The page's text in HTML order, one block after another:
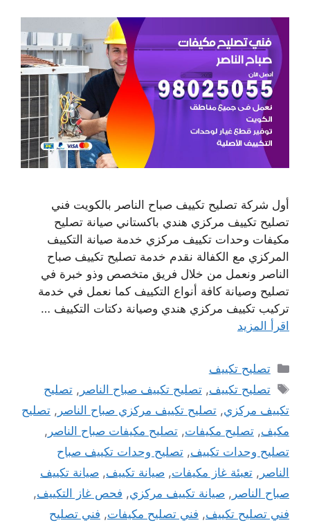
أول شركة تصليح تكييف صباح الناصر بالكويت فني
تصليح تكييف مركزي هندي باكستاني صيانة تصليح
مكيفات وحدات تكييف مركزي خدمة صيانة التكييف
المركزي مع الكفالة نقدم خدمة تصليح تكييف صباح
الناصر ونعمل من خلال فريق متخصص وذو خبرة في
تصليح وصيانة كافة أنواع التكييف كما نعمل في خدمة
تركيب تكييف مركزي هندي وصيانة دكتات التكييف …
اقرأ المزيد
التصنيفات
تصليح تكييف
الوسوم
تصليح تكييف,تصليح تكييف صباح الناصر ,تصليح
تكييف مركزي, تصليح تكييف مركزي صباح الناصر , تصليح
مكيف, تصليح مكيفات, تصليح مكيفات صباح الناصر ,
تصليح وحدات تكييف, تصليح وحدات تكييف صباح
الناصر , تعبئة غاز مكيفات, صيانة تكييف, صيانة تكييف
صباح الناصر , صيانة تكييف مركزي, فحص غاز التكييف,
فني تصليح تكييف, فني تصليح مكيفات, فني تصليح